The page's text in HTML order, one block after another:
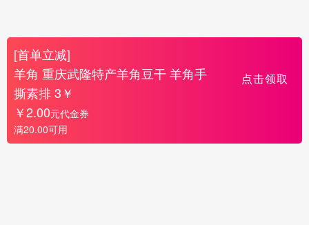
[首单立减]
羊角 重庆武隆特产羊角豆干 羊角手
撕素排 3￥
￥2.00元代金券
满20.00可用
点击领取